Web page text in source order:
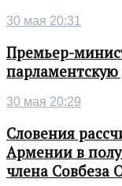
30 мая 20:31
Премьер-
30 мая 20:29
Словения
Армении в
члена Совбеза